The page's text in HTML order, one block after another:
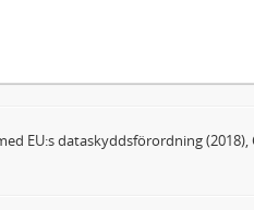
EU:s dataskyddsförordning (2018),